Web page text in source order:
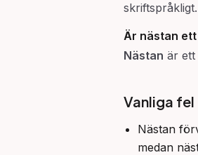
skriftspråkligt.
Är nästan
Nästan är ett
Vanliga fel
Nästan
medan